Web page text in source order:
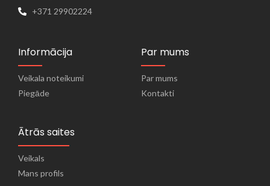
+371 29902224
Informācija
Veikala noteikumi
Piegāde
Par mums
Par mums
Kontakti
Ātrās saites
Veikals
Mans profils